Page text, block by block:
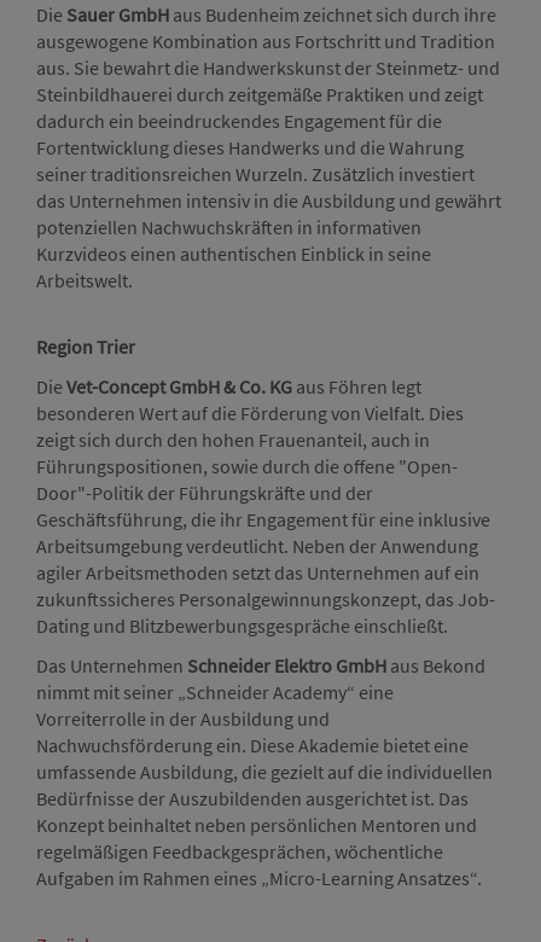
Die Sauer GmbH aus Budenheim zeichnet sich durch ihre
ausgewogene Kombination aus Fortschritt und Tradition
aus. Sie bewahrt die Handwerkskunst der Steinmetz- und
Steinbildhauerei durch zeitgemäße Praktiken und zeigt
dadurch ein beeindruckendes Engagement für die
Fortentwicklung dieses Handwerks und die Wahrung
seiner traditionsreichen Wurzeln. Zusätzlich investiert
das Unternehmen intensiv in die Ausbildung und gewährt
potenziellen Nachwuchskräften in informativen
Kurzvideos einen authentischen Einblick in seine
Arbeitswelt.
Region Trier
DieVet-Concept GmbH & Co. KG aus Föhren legt
besonderen Wert auf die Förderung von Vielfalt. Dies
zeigt sich durch den hohen Frauenanteil, auch in
Führungspositionen, sowie durch die offene "Open-
Door"-Politik der Führungskräfte und der
Geschäftsführung, die ihr Engagement für eine inklusive
Arbeitsumgebung verdeutlicht. Neben der Anwendung
agiler Arbeitsmethoden setzt das Unternehmen auf ein
zukunftssicheres Personalgewinnungskonzept, das Job-
Dating und Blitzbewerbungsgespräche einschließt.
Das Unternehmen Schneider Elektro GmbH aus Bekond
nimmt mit seiner „Schneider Academy“ eine
Vorreiterrolle in der Ausbildung und
Nachwuchsförderung ein. Diese Akademie bietet eine
umfassende Ausbildung, die gezielt auf die individuellen
Bedürfnisse der Auszubildenden ausgerichtet ist. Das
Konzept beinhaltet neben persönlichen Mentoren und
regelmäßigen Feedbackgesprächen, wöchentliche
Aufgaben im Rahmen eines „Micro-Learning Ansatzes“.